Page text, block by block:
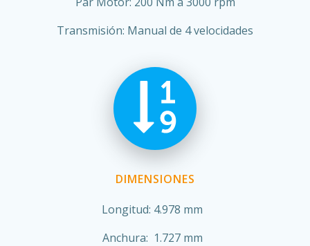
Transmisión: Manual de 4 velocidades
DIMENSIONES
Longitud: 4.978 mm
Anchura: 1.727 mm